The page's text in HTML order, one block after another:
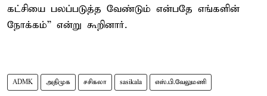
கட்சியை பலப்படுத்த வேண்டும் என்பதே எங்களின்
நோக்கம்” என்று கூறினார்.
ADMK அதிமுக சசிகலா sasikala எஸ்.பி.வேலுமணி